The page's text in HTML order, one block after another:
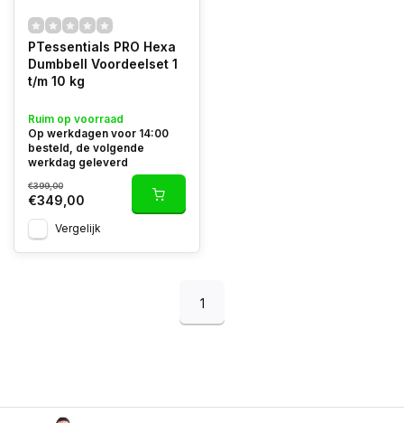
PTessentials PRO Hexa
Dumbbell Voordeelset 1
t/m 10 kg
Ruim op voorraad
Op werkdagen voor 14:00
besteld, de volgende
werkdag geleverd
€399,00
€349,00
Vergelijk
1